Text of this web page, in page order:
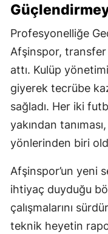
Profesyonelliğe
Afşinspor, transfer
attı. Kulüp
giyerek tecrübe
sağladı. Her iki
yakından
yönlerinden biri
Afşinspor’un yeni
ihtiyaç duyduğu
çalışmalarını
teknik heyetin